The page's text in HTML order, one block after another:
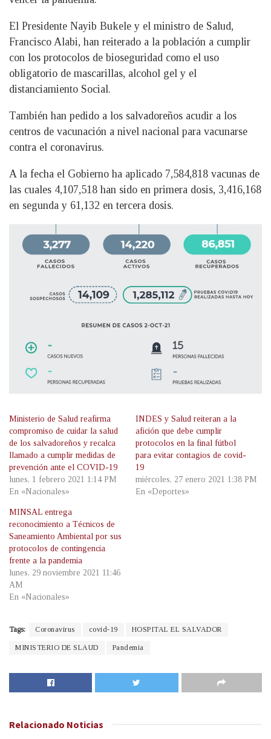
El Presidente Nayib Bukele y el ministro de Salud,
Francisco Alabi, han reiterado a la población a cumplir
con los protocolos de bioseguridad como el uso
obligatorio de mascarillas, alcohol gel y el
distanciamiento Social.
También han pedido a los salvadoreños acudir a los
centros de vacunación a nivel nacional para vacunarse
contra el coronavirus.
A la fecha el Gobierno ha aplicado 7,584,818 vacunas de
las cuales 4,107,518 han sido en primera dosis, 3,416,168
en segunda y 61,132 en tercera dosis.
Ministerio de Salud reafirma
compromiso de cuidar la salud
de los salvadoreños y recalca
llamado a cumplir medidas de
prevención ante el COVID-19
lunes, 1 febrero 2021 1:14 PM
En «Nacionales»
INDES y Salud reiteran a la
afición que debe cumplir
protocolos en la final fútbol
para evitar contagios de covid-
19
miércoles, 27 enero 2021 1:38 PM
En «Deportes»
MINSAL entrega
reconocimiento a Técnicos de
Saneamiento Ambiental por sus
protocolos de contingencia
frente a la pandemia
lunes, 29 noviembre 2021 11:46
AM
En «Nacionales»
Tags: Coronavirus covid-19 HOSPITAL EL SALVADOR
MINISTERIO DE SLAUD Pandemia
Relacionado Noticias